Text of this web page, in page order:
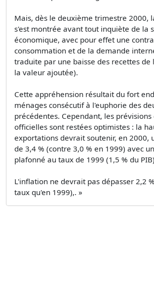
Mais, dès le deuxième trimestre 2000,
s'est montrée avant tout inquiète de la
économique, avec pour effet une
consommation et de la demande
traduite par une baisse des recettes de
la valeur ajoutée).
Cette appréhension résultait du fort
ménages consécutif à l'euphorie des
précédentes. Cependant, les
officielles sont restées optimistes : la
exportations devrait soutenir, en 2000,
de 3,4 % (contre 3,0 % en 1999) avec
plafonné au taux de 1999 (1,5 % du
L'inflation ne devrait pas dépasser 2,2
taux qu'en 1999),. »